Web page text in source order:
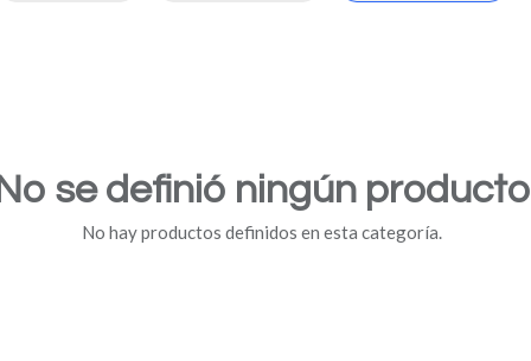
No se definió ningún producto
No hay productos definidos en esta categoría.